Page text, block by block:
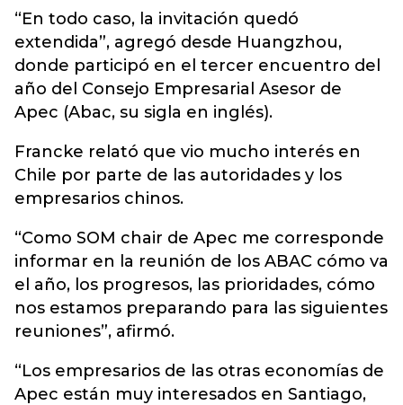
“En todo caso, la invitación quedó
extendida”, agregó desde Huangzhou,
donde participó en el tercer encuentro del
año del Consejo Empresarial Asesor de
Apec (Abac, su sigla en inglés).
Francke relató que vio mucho interés en
Chile por parte de las autoridades y los
empresarios chinos.
“Como SOM chair de Apec me corresponde
informar en la reunión de los ABAC cómo va
el año, los progresos, las prioridades, cómo
nos estamos preparando para las siguientes
reuniones”, afirmó.
“Los empresarios de las otras economías de
Apec están muy interesados en Santiago,